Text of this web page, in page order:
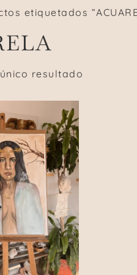
etiquetados
resultado